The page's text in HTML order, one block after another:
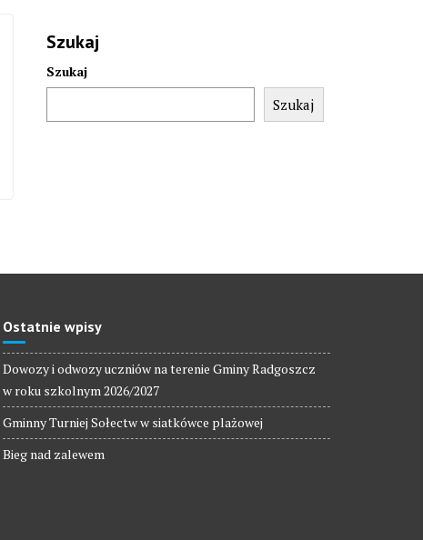
Szukaj
Szukaj
Szukaj
Ostatnie wpisy
Dowozy i odwozy uczniów na terenie Gminy Radgoszcz
w roku szkolnym 2026/2027
Gminny Turniej Sołectw w siatkówce plażowej
Bieg nad zalewem